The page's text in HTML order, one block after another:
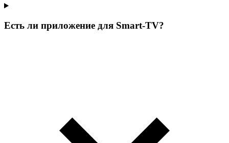
Есть ли приложение для Smart-TV?